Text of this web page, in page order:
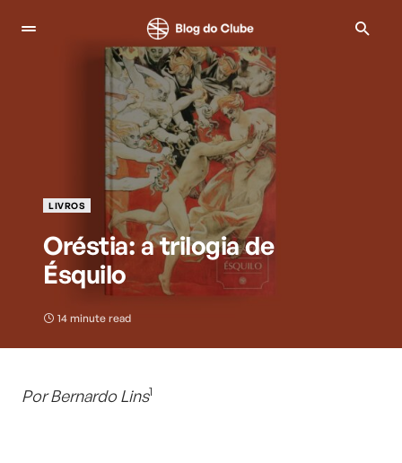
LIVROS
Oréstia: a trilogia de
Ésquilo
14 minute read
Por Bernardo Lins1